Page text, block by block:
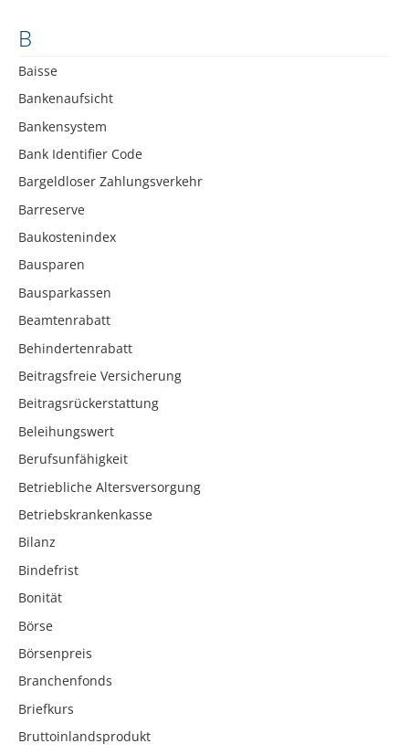
B
Baisse
Bankenaufsicht
Bankensystem
Bank Identifier Code
Bargeldloser Zahlungsverkehr
Barreserve
Baukostenindex
Bausparen
Bausparkassen
Beamtenrabatt
Behindertenrabatt
Beitragsfreie Versicherung
Beitragsrückerstattung
Beleihungswert
Berufsunfähigkeit
Betriebliche Altersversorgung
Betriebskrankenkasse
Bilanz
Bindefrist
Bonität
Börse
Börsenpreis
Branchenfonds
Briefkurs
Bruttoinlandsprodukt